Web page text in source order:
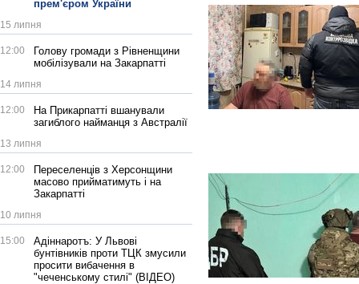
прем'єром України
15 липня
12:00
Голову громади з Рівненщини
мобілізували на Закарпатті
14 липня
12:00
На Прикарпатті вшанували
загиблого найманця з Австралії
13 липня
12:00
Переселенців з Херсонщини
масово прийматимуть і на
Закарпатті
10 липня
15:00
Адіннаротъ: У Львові
бунтівників проти ТЦК змусили
просити вибачення в
"чеченському стилі" (ВІДЕО)